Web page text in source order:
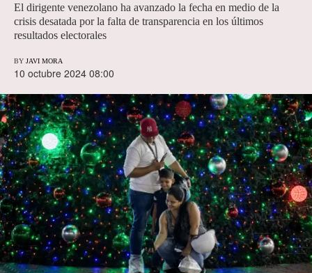
El dirigente venezolano ha avanzado la fecha en medio de la
crisis desatada por la falta de transparencia en los últimos
resultados electorales
BY JAVI MORA
10 octubre 2024 08:00